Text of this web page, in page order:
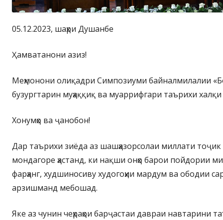
05.12.2023, шаҳри Душанбе
Ҳамватанони азиз!
Меҳмонони олиқадри Симпозиуми байналмилалии
бузургтарин муҳаққиқ ва муаррифгари таърихи
Хонумҳо ва ҷанобон!
Дар таърихи зиёда аз шашҳазорсолаи миллати тоҷик
мондагоре ҳастанд, ки нақши онҳо барои пойдории
фарҳанг, худшиносиву худогоҳии мардум ва ободии
арзишманд мебошад.
Яке аз чунин чеҳраҳои барҷастаи давраи навтарини